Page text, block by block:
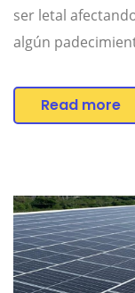
ser letal
algún
Read more